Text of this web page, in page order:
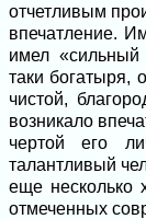
отчетливым
впечатление.
имел «сильный
таки богатыря,
чистой,
возникало
чертой его
талантливый
еще несколько
отмеченных